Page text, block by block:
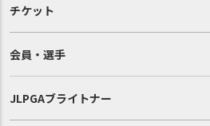
チケット
会員・選手
JLPGAブライトナー